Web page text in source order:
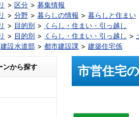
区分
募集情報
分野 暮らしの情報 暮らしと住まい
目的別
くらし・住まい・引っ越し
目的別 くらし・住まい・引っ越し
建設水道部 都市建設課 建築住宅係
市営住宅
ンから探す